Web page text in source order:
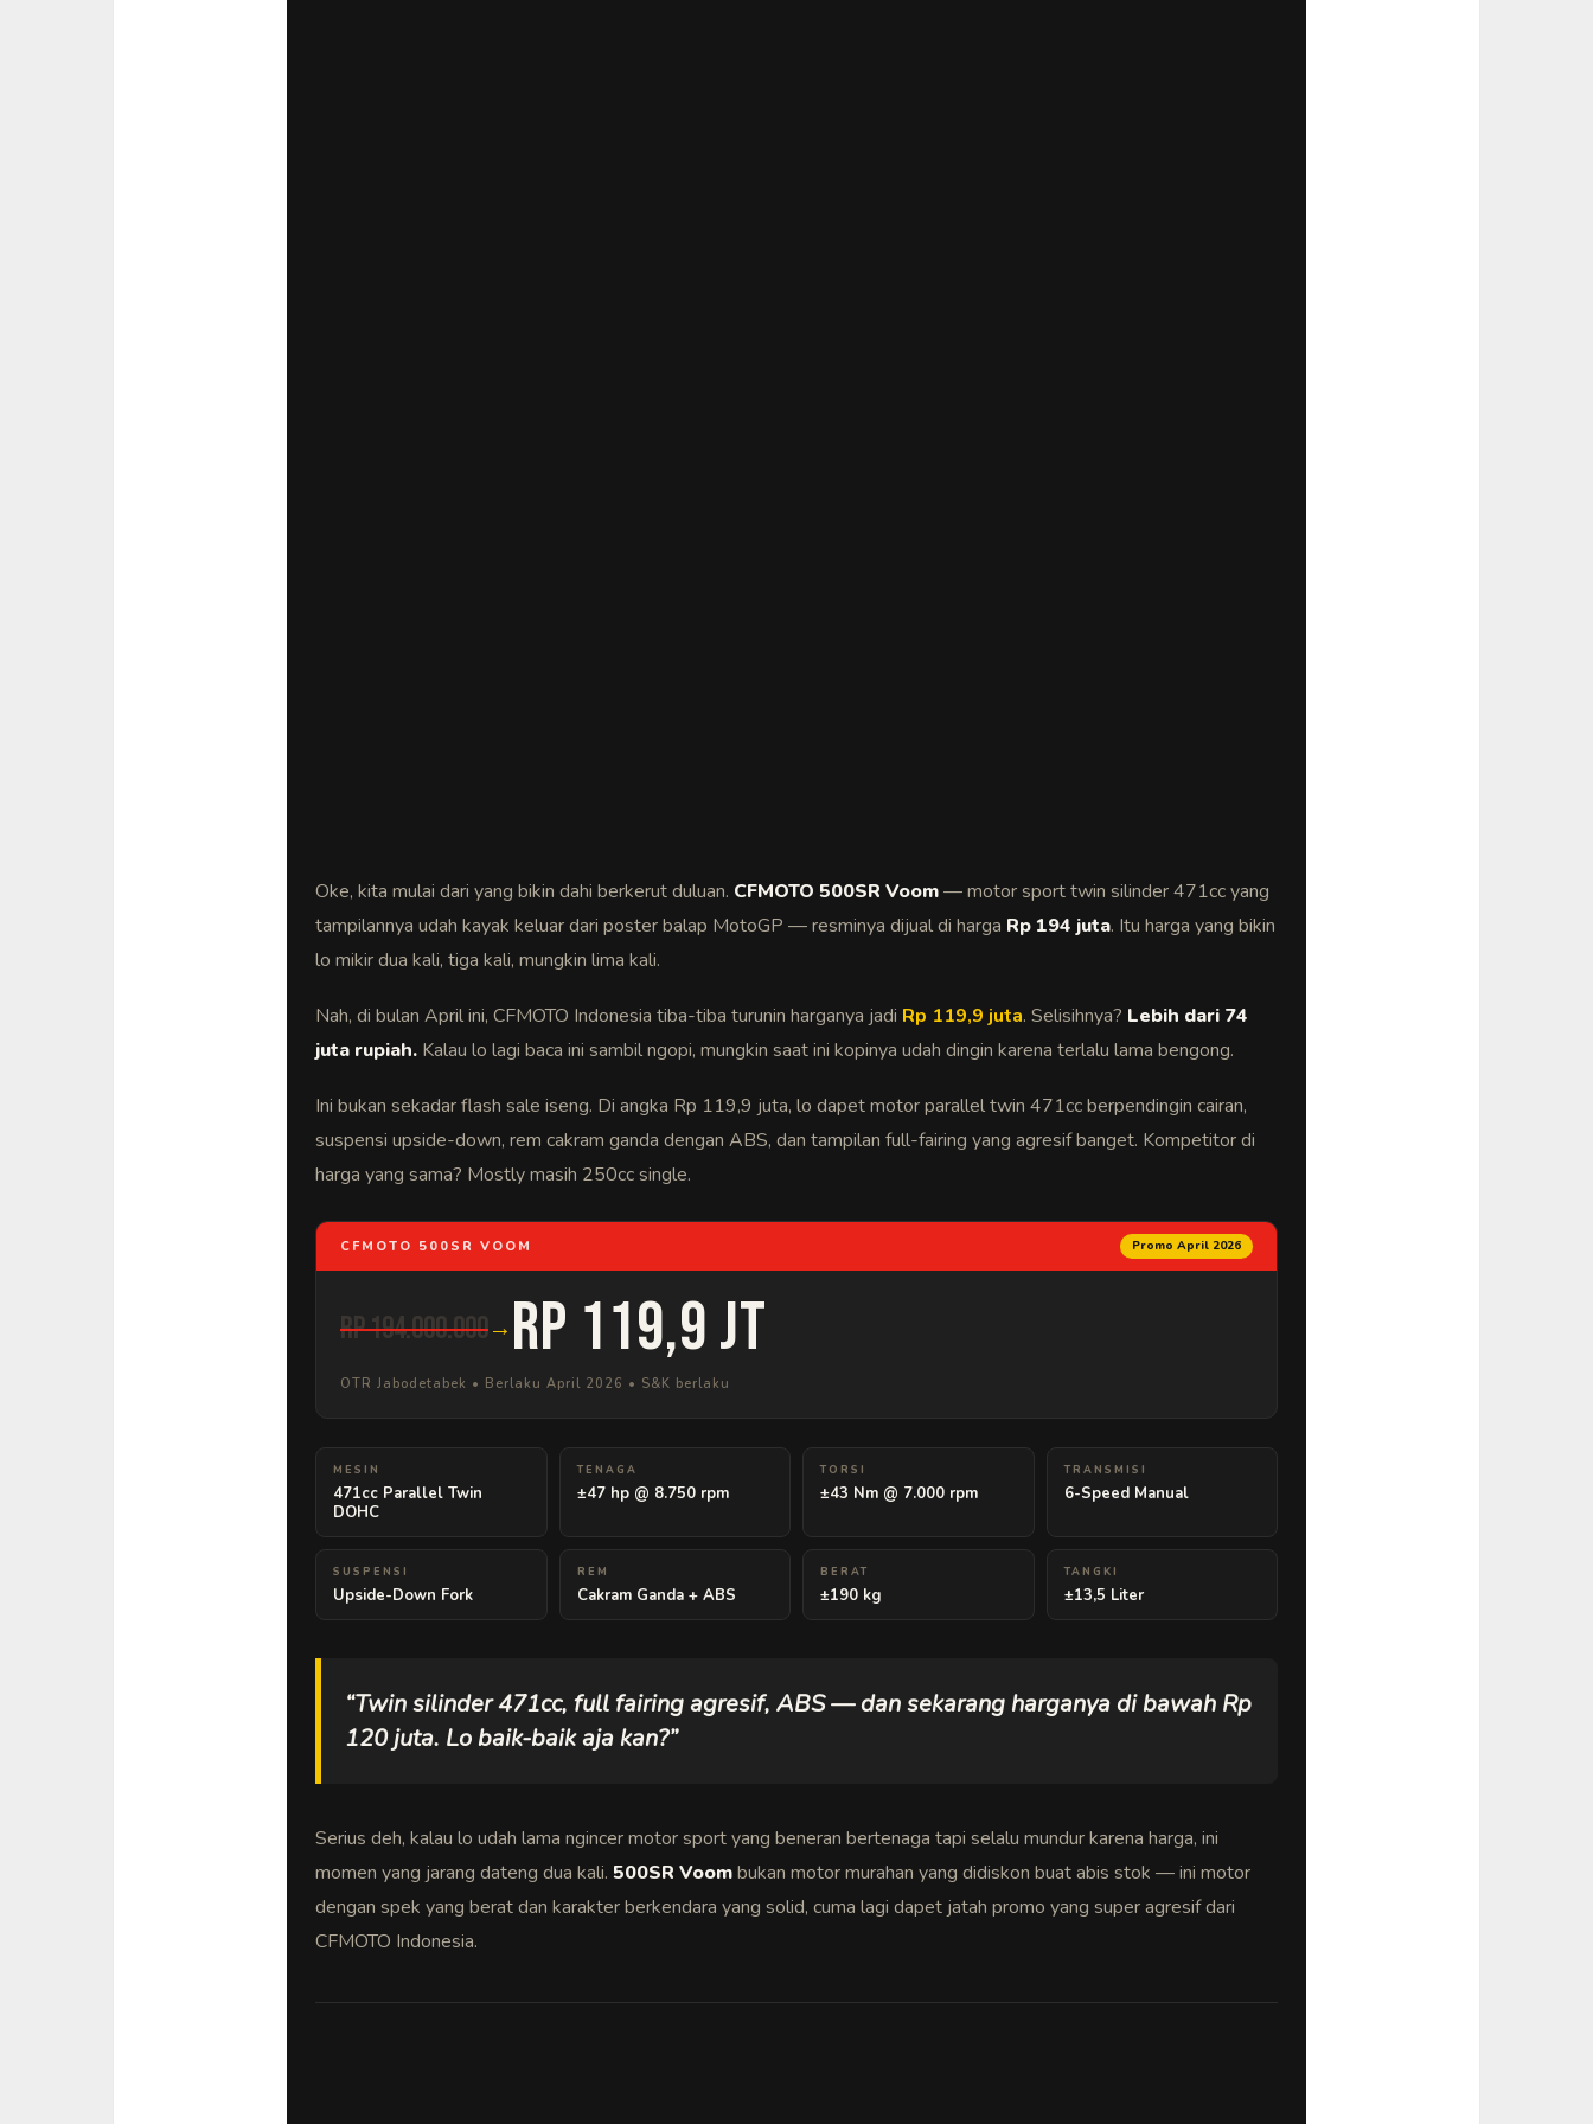
Oke, kita mulai dari yang bikin dahi berkerut duluan. CFMOTO 500SR Voom— motor sport twin silinder 471cc yang
tampilannya udah kayak keluar dari poster balap MotoGP — resminya dijual di harga Rp 194 juta. Itu harga yang bikin
lo mikir dua kali, tiga kali, mungkin lima kali.
Nah, di bulan April ini, CFMOTO Indonesia tiba-tiba turunin harganya jadi Rp 119,9 juta. Selisihnya? Lebih dari 74
juta rupiah. Kalau lo lagi baca ini sambil ngopi, mungkin saat ini kopinya udah dingin karena terlalu lama bengong.
Ini bukan sekadar flash sale iseng. Di angka Rp 119,9 juta, lo dapet motor parallel twin 471cc berpendingin cairan,
suspensi upside-down, rem cakram ganda dengan ABS, dan tampilan full-fairing yang agresif banget. Kompetitor di
harga yang sama? Mostly masih 250cc single.
CFMOTO 500SR VOOM Promo April 2026
Rp 194.000.000→ Rp 119,9 Jt
OTR Jabodetabek • Berlaku April 2026 • S&K berlaku
MESIN
471cc Parallel Twin
DOHC
TENAGA
±47 hp @ 8.750 rpm
TORSI
±43 Nm @ 7.000 rpm
TRANSMISI
6-Speed Manual
SUSPENSI
Upside-Down Fork
REM
Cakram Ganda + ABS
BERAT
±190 kg
TANGKI
±13,5 Liter
“Twin silinder 471cc, full fairing agresif, ABS — dan sekarang harganya di bawah Rp
120 juta. Lo baik-baik aja kan?”
Serius deh, kalau lo udah lama ngincer motor sport yang beneran bertenaga tapi selalu mundur karena harga, ini
momen yang jarang dateng dua kali. 500SR Voombukan motor murahan yang didiskon buat abis stok — ini motor
dengan spek yang berat dan karakter berkendara yang solid, cuma lagi dapet jatah promo yang super agresif dari
CFMOTO Indonesia.